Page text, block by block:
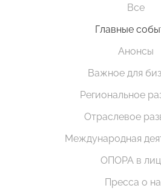
Все
Главные
Анонсы
Важное для
Региональное
Отраслевое
Международная
ОПОРА в
Пресса о